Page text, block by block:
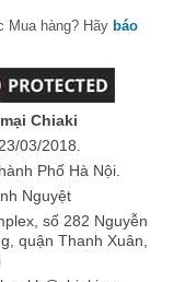
tính biểu tượng này
Hãy nhanh tay đặt
đặc biệt từ
phúc và đáng nhớ
Mua hàng? Hãy báo
Chiaki
03/2018.
Phố Hà Nội.
Nguyệt
số 282 Nguyễn
quận Thanh Xuân,